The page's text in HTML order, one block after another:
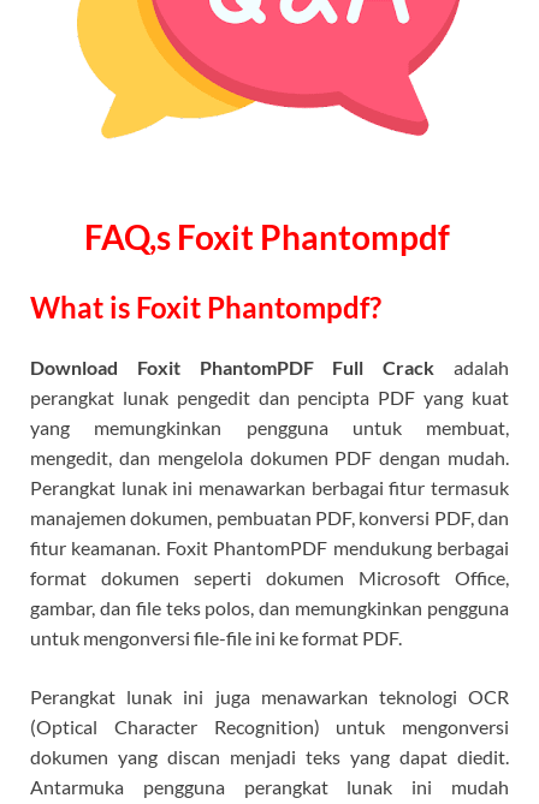
FAQ,s Foxit Phantompdf
What is Foxit Phantompdf?
Download Foxit PhantomPDF Full Crack adalah
perangkat lunak pengedit dan pencipta PDF yang kuat
yang memungkinkan pengguna untuk membuat,
mengedit, dan mengelola dokumen PDF dengan mudah.
Perangkat lunak ini menawarkan berbagai fitur termasuk
manajemen dokumen, pembuatan PDF, konversi PDF, dan
fitur keamanan. Foxit PhantomPDF mendukung berbagai
format dokumen seperti dokumen Microsoft Office,
gambar, dan file teks polos, dan memungkinkan pengguna
untuk mengonversi file-file ini ke format PDF.
Perangkat lunak ini juga menawarkan teknologi OCR
(Optical Character Recognition) untuk mengonversi
dokumen yang discan menjadi teks yang dapat diedit.
Antarmuka pengguna perangkat lunak ini mudah